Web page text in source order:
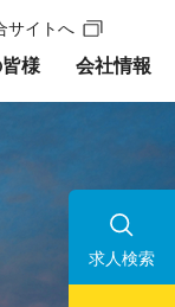
様 会社情報
サイトへ
求人検索